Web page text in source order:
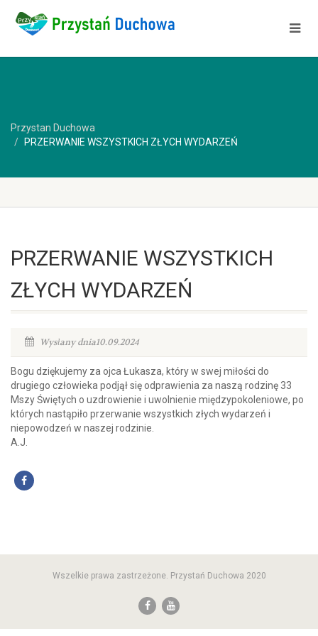
Przystan Duchowa
PRZERWANIE WSZYSTKICH ZŁYCH WYDARZEŃ
PRZERWANIE WSZYSTKICH
ZŁYCH WYDARZEŃ
Wysłany dnia10.09.2024
Bogu dziękujemy za ojca Łukasza, który w swej miłości do
drugiego człowieka podjął się odprawienia za naszą rodzinę 33
Mszy Świętych o uzdrowienie i uwolnienie międzypokoleniowe, po
których nastąpiło przerwanie wszystkich złych wydarzeń i
niepowodzeń w naszej rodzinie.
A.J.
Wszelkie prawa zastrzeżone. Przystań Duchowa 2020